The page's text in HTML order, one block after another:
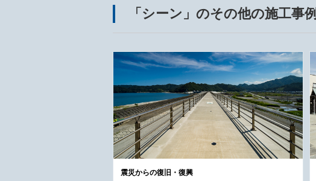
「シーン」のその他の施工事例
震災からの復旧・復興